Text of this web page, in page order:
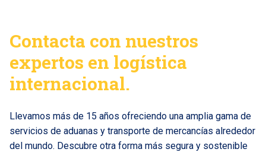
Contacta con nuestros
expertos en logística
internacional.
Llevamos más de 15 años ofreciendo una amplia gama de
servicios de aduanas y transporte de mercancías alrededor
del mundo. Descubre otra forma más segura y sostenible